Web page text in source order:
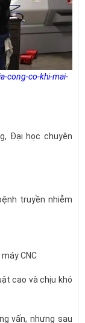
cong-co-khi-mai-
Đại học chuyên
truyền nhiễm
CNC
cao và chịu khó
vấn, nhưng sau